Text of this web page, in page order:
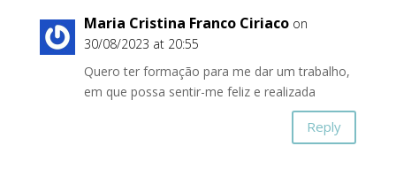
Maria Cristina Franco Ciriaco on
30/08/2023 at 20:55
Quero ter formação para me dar um trabalho,
em que possa sentir-me feliz e realizada
Reply